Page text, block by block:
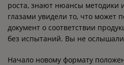
роста, знают нюансы методики
глазами увидели то, что может
документ о соответствии
без испытаний. Вы не
Начало новому формату